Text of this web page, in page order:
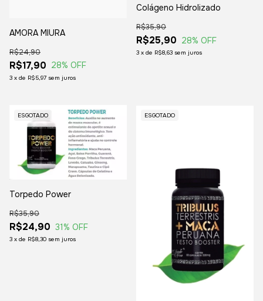
AMORA MIURA
R$17,90
R$24,90
28% OFF
3 x de R$5,97 sem juros
Colágeno Hidrolizado
R$25,90
R$35,90
28% OFF
3 x de R$8,63 sem juros
ESGOTADO
Torpedo Power
R$24,90
R$35,90
31% OFF
3 x de R$8,30 sem juros
ESGOTADO